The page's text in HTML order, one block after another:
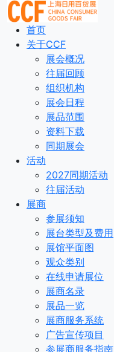
首页
关于CCF
展会概况
往届回顾
组织机构
展会日程
展品范围
资料下载
同期展会
活动
2027同期活动
往届活动
展商
参展须知
展台类型及费用
展馆平面图
观众类别
在线申请展位
展商名录
展品一览
展商服务系统
广告宣传项目
参展商服务指南